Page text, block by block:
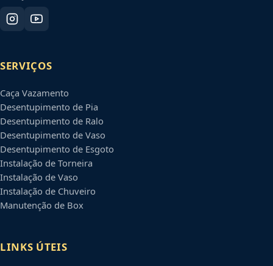
SERVIÇOS
Caça Vazamento
Desentupimento de Pia
Desentupimento de Ralo
Desentupimento de Vaso
Desentupimento de Esgoto
Instalação de Torneira
Instalação de Vaso
Instalação de Chuveiro
Manutenção de Box
LINKS ÚTEIS